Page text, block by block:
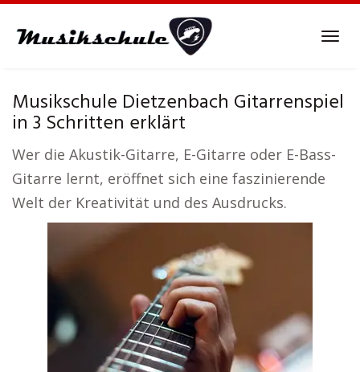
Musikschule Dietzenbach Gitarrenspiel
in 3 Schritten erklärt
Wer die Akustik-Gitarre, E-Gitarre oder E-Bass-
Gitarre lernt, eröffnet sich eine faszinierende
Welt der Kreativität und des Ausdrucks.